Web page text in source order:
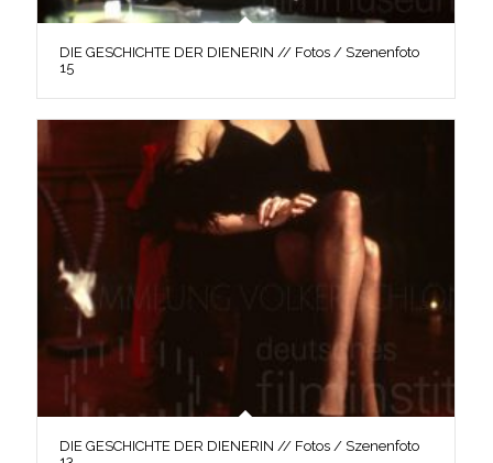
DIE GESCHICHTE DER DIENERIN // Fotos / Szenenfoto
15
DIE GESCHICHTE DER DIENERIN // Fotos / Szenenfoto